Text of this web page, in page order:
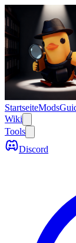
StartseiteMods
Wiki
Tools
Discord